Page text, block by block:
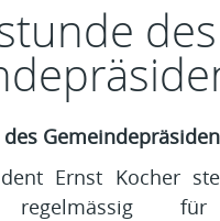
des
Ernst Kocher
regelmässig